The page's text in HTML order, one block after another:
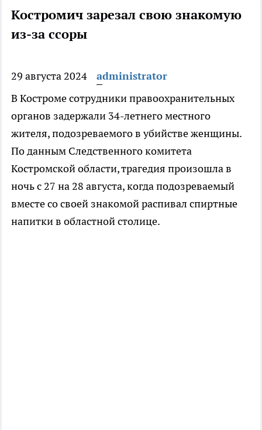
Костромич зарезал свою знакомую
из-за ссоры
29 августа 2024
administrator
В Костроме сотрудники правоохранительных
органов задержали 34-летнего местного
жителя, подозреваемого в убийстве женщины.
По данным Следственного комитета
Костромской области, трагедия произошла в
ночь с 27 на 28 августа, когда подозреваемый
вместе со своей знакомой распивал спиртные
напитки в областной столице.